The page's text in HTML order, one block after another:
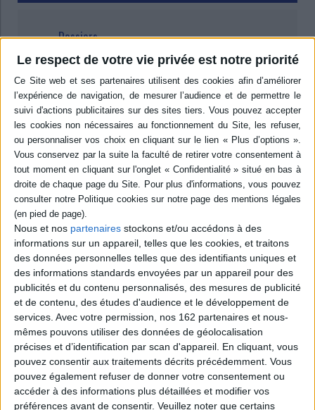
Le respect de votre vie privée est notre priorité
Nous et nos partenaires stockons et/ou accédons à des
informations sur un appareil, telles que les cookies, et traitons
des données personnelles telles que des identifiants uniques et
des informations standards envoyées par un appareil pour des
publicités et du contenu personnalisés, des mesures de publicité
et de contenu, des études d'audience et le développement de
services. Avec votre permission, nos 162 partenaires et nous-
mêmes pouvons utiliser des données de géolocalisation
précises et d’identification par scan d'appareil. En cliquant, vous
pouvez consentir aux traitements décrits précédemment. Vous
pouvez également refuser de donner votre consentement ou
accéder à des informations plus détaillées et modifier vos
préférences avant de consentir. Veuillez noter que certains
Dossiers
Loisirs - Bien-être Jardins - Nature Nature
En 2012, l'Assemblée générale des Nations Unies a proclamé le 23
mars journée internationale des forêts. A cette occasion, découvrez
notre sélection.
EN SAVOIR PLUS
Les comprendre ... Afficher détail